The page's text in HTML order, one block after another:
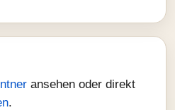
ansehen oder direkt
.